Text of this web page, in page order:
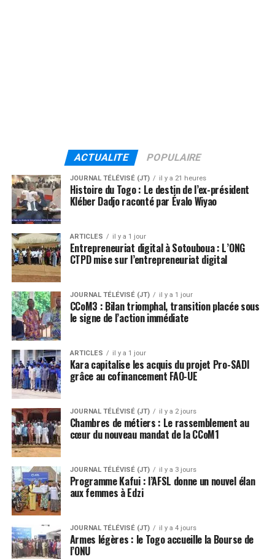
ACTUALITE POPULAIRE
JOURNAL TÉLÉVISÉ (JT) il y a 21 heures
Histoire du Togo : Le destin de l’ex-président
Kléber Dadjo raconté par Évalo Wiyao
ARTICLES il y a 1 jour
Entrepreneuriat digital à Sotouboua : L’ONG
CTPD mise sur l’entrepreneuriat digital
JOURNAL TÉLÉVISÉ (JT) il y a 1 jour
CCoM3 : Bilan triomphal, transition placée sous
le signe de l’action immédiate
ARTICLES il y a 1 jour
Kara capitalise les acquis du projet Pro-SADI
grâce au cofinancement FAO-UE
JOURNAL TÉLÉVISÉ (JT) il y a 2 jours
Chambres de métiers : Le rassemblement au
cœur du nouveau mandat de la CCoM1
JOURNAL TÉLÉVISÉ (JT) il y a 3 jours
Programme Kafui : l’AFSL donne un nouvel élan
aux femmes à Edzi
JOURNAL TÉLÉVISÉ (JT) il y a 4 jours
Armes légères : le Togo accueille la Bourse de
l’ONU